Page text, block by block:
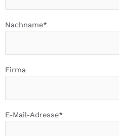
Nachname*
Firma
E-Mail-Adresse*